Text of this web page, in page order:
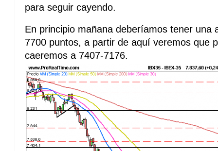
para seguir cayendo.
En principio mañana deberíamos tener una
7700 puntos, a partir de aquí veremos que
caeremos a 7407-7176.